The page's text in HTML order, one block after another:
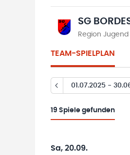
SG
Region
TEAM-SPIELPLAN
01.07.2025 -
19 Spiele gefunden
Sa, 20.09.